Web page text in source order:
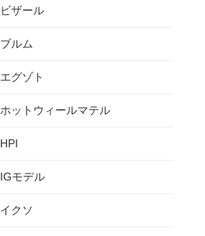
ビザール
ブルム
エグゾト
ホットウィールマテル
HPI
IGモデル
イクソ